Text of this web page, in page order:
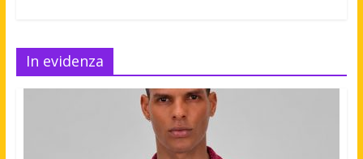
In evidenza